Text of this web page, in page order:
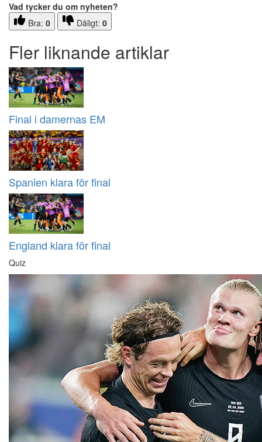
Vad tycker du om nyheten?
Bra: 0 Dåligt: 0
Fler liknande artiklar
Final i damernas EM
Spanien klara för final
England klara för final
Quiz